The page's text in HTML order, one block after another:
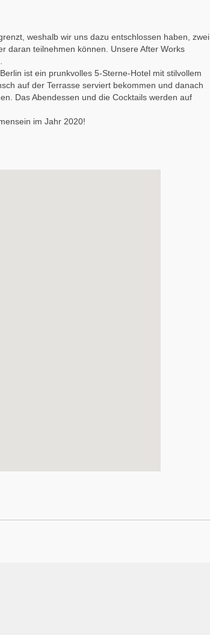
weshalb wir uns dazu entschlossen haben, zwei
daran teilnehmen können. Unsere After Works
ist ein prunkvolles 5-Sterne-Hotel mit stilvollem
auf der Terrasse serviert bekommen und danach
Das Abendessen und die Cocktails werden auf
im Jahr 2020!